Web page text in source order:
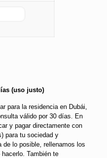
(uso justo)
para la residencia en Dubái,
válido por 30 días. En
y pagar directamente con
para tu sociedad y
de lo posible, rellenamos los
También te